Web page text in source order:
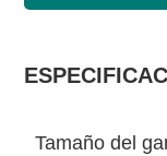
Tamaño del